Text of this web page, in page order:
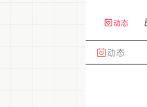
动态
动态